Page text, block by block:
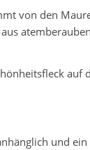
von den
auf
und